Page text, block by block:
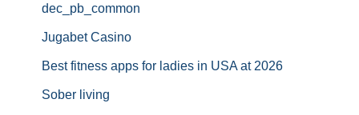
dec_pb_common
Jugabet Casino
Best fitness apps for ladies in USA at 2026
Sober living